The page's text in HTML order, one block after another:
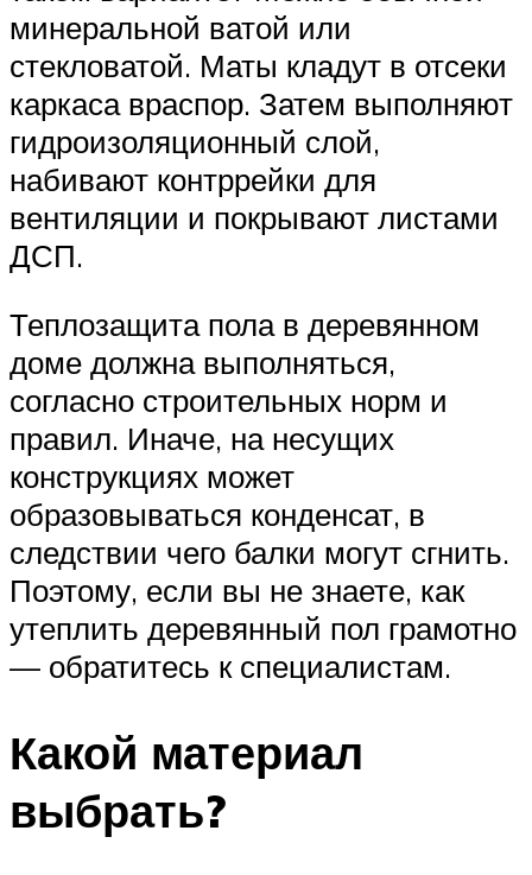
минеральной ватой или
стекловатой. Маты кладут в отсеки
каркаса враспор. Затем выполняют
гидроизоляционный слой,
набивают контррейки для
вентиляции и покрывают листами
ДСП.
Теплозащита пола в деревянном
доме должна выполняться,
согласно строительных норм и
правил. Иначе, на несущих
конструкциях может
образовываться конденсат, в
следствии чего балки могут сгнить.
Поэтому, если вы не знаете, как
утеплить деревянный пол грамотно
— обратитесь к специалистам.
Какой материал
выбрать?